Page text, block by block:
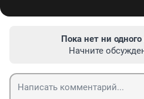
Пока нет ни
Начните